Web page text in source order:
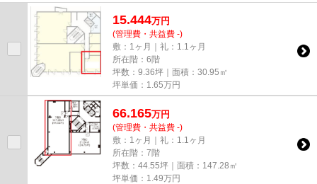
尚、弊社ではおとり広告は一切...
15.444万円
(管理費・共益費 -)
敷：1ヶ月｜礼：1.1ヶ月
所在階：6階
坪数：9.36坪｜面積：30.95㎡
坪単価： 1.65万円
66.165万円
(管理費・共益費 -)
敷：1ヶ月｜礼：1.1ヶ月
所在階：7階
坪数：44.55坪｜面積：147.28㎡
坪単価： 1.49万円